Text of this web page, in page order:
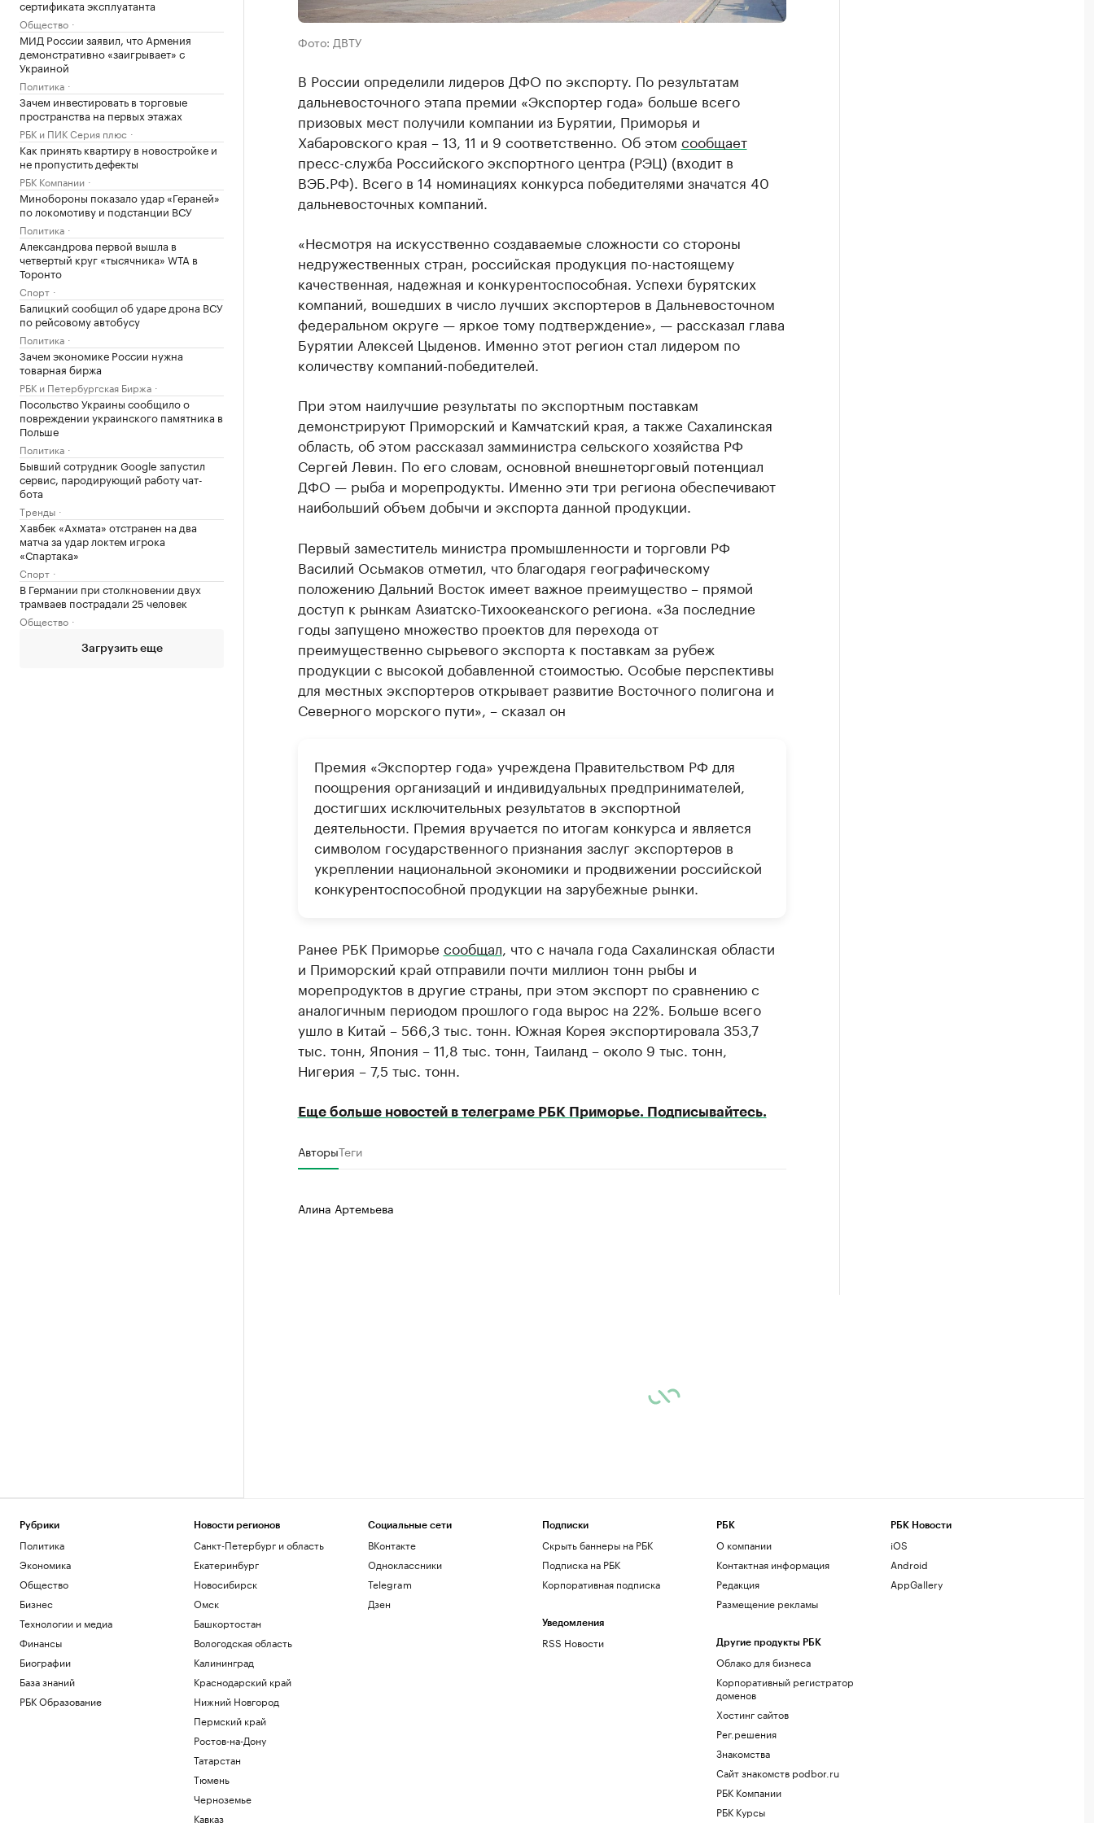
сертификата эксплуатанта
Общество
МИД России заявил, что Армения
демонстративно «заигрывает» с
Украиной
Политика
Зачем инвестировать в торговые
пространства на первых этажах
РБК и ПИК Серия плюс
Как принять квартиру в новостройке и
не пропустить дефекты
РБК Компании
Минобороны показало удар «Гераней»
по локомотиву и подстанции ВСУ
Политика
Александрова первой вышла в
четвертый круг «тысячника» WTA в
Торонто
Спорт
Балицкий сообщил об ударе дрона ВСУ
по рейсовому автобусу
Политика
Зачем экономике России нужна
товарная биржа
РБК и Петербургская Биржа
Посольство Украины сообщило о
повреждении украинского памятника в
Польше
Политика
Бывший сотрудник Google запустил
сервис, пародирующий работу чат-
бота
Тренды
Хавбек «Ахмата» отстранен на два
матча за удар локтем игрока
«Спартака»
Спорт
В Германии при столкновении двух
трамваев пострадали 25 человек
Общество
Загрузить еще
Фото: ДВТУ
В России определили лидеров ДФО по экспорту. По результатам
дальневосточного этапа премии «Экспортер года» больше всего
призовых мест получили компании из Бурятии, Приморья и
Хабаровского края – 13, 11 и 9 соответственно. Об этом сообщает
пресс-служба Российского экспортного центра (РЭЦ) (входит в
ВЭБ.РФ). Всего в 14 номинациях конкурса победителями значатся 40
дальневосточных компаний.
«Несмотря на искусственно создаваемые сложности со стороны
недружественных стран, российская продукция по-настоящему
качественная, надежная и конкурентоспособная. Успехи бурятских
компаний, вошедших в число лучших экспортеров в Дальневосточном
федеральном округе — яркое тому подтверждение», — рассказал глава
Бурятии Алексей Цыденов. Именно этот регион стал лидером по
количеству компаний-победителей.
При этом наилучшие результаты по экспортным поставкам
демонстрируют Приморский и Камчатский края, а также Сахалинская
область, об этом рассказал замминистра сельского хозяйства РФ
Сергей Левин. По его словам, основной внешнеторговый потенциал
ДФО — рыба и морепродукты. Именно эти три региона обеспечивают
наибольший объем добычи и экспорта данной продукции.
Первый заместитель министра промышленности и торговли РФ
Василий Осьмаков отметил, что благодаря географическому
положению Дальний Восток имеет важное преимущество – прямой
доступ к рынкам Азиатско-Тихоокеанского региона. «За последние
годы запущено множество проектов для перехода от
преимущественно сырьевого экспорта к поставкам за рубеж
продукции с высокой добавленной стоимостью. Особые перспективы
для местных экспортеров открывает развитие Восточного полигона и
Северного морского пути», – сказал он
Премия «Экспортер года» учреждена Правительством РФ для
поощрения организаций и индивидуальных предпринимателей,
достигших исключительных результатов в экспортной
деятельности. Премия вручается по итогам конкурса и является
символом государственного признания заслуг экспортеров в
укреплении национальной экономики и продвижении российской
конкурентоспособной продукции на зарубежные рынки.
Ранее РБК Приморье сообщал , что с начала года Сахалинская области
и Приморский край отправили почти миллион тонн рыбы и
морепродуктов в другие страны, при этом экспорт по сравнению с
аналогичным периодом прошлого года вырос на 22%. Больше всего
ушло в Китай – 566,3 тыс. тонн. Южная Корея экспортировала 353,7
тыс. тонн, Япония – 11,8 тыс. тонн, Таиланд – около 9 тыс. тонн,
Нигерия – 7,5 тыс. тонн.
Еще больше новостей в телеграме РБК Приморье. Подписывайтесь.
АвторыТеги
Алина Артемьева
Рубрики
Политика
Экономика
Общество
Бизнес
Технологии и медиа
Финансы
Биографии
База знаний
РБК Образование
Новости регионов
Санкт-Петербург и область
Екатеринбург
Новосибирск
Омск
Башкортостан
Вологодская область
Калининград
Краснодарский край
Нижний Новгород
Пермский край
Ростов-на-Дону
Татарстан
Тюмень
Черноземье
Кавказ
Социальные сети
ВКонтакте
Одноклассники
Telegram
Дзен
Подписки
Скрыть баннеры на РБК
Подписка на РБК
Корпоративная подписка
Уведомления
RSS Новости
РБК
О компании
Контактная информация
Редакция
Размещение рекламы
Другие продукты РБК
Облако для бизнеса
Корпоративный регистратор
доменов
Хостинг сайтов
Рег.решения
Знакомства
Сайт знакомств podbor.ru
РБК Компании
РБК Курсы
РБК Новости
iOS
Android
AppGallery